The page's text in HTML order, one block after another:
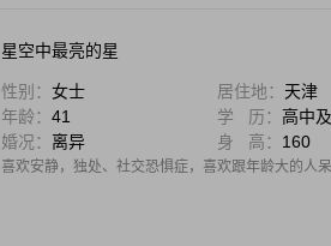
星空中最亮的星
性别： 女士 居住地： 天津
年龄： 41 学 历： 高中
婚况： 离异 身 高： 160
喜欢安静，独处、社交恐惧症，喜欢跟年龄大的人